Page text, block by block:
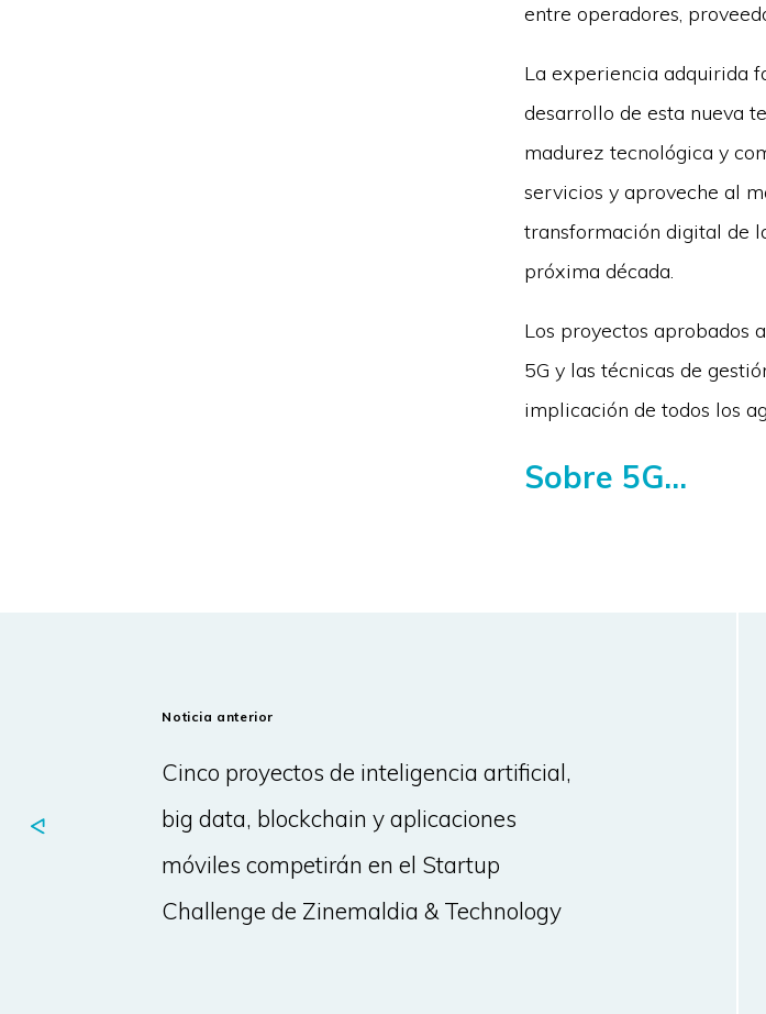
entre operadores,
La experiencia adquirida
desarrollo de esta nueva
madurez tecnológica y
servicios y aproveche al
transformación digital de
próxima década.
Los proyectos aprobados
5G y las técnicas de
implicación de todos los
Sobre 5G...
Noticia anterior
Cinco proyectos de inteligencia artificial,
big data, blockchain y aplicaciones
móviles competirán en el Startup
Challenge de Zinemaldia & Technology